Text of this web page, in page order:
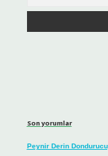
Son yorumlar
Peynir Derin